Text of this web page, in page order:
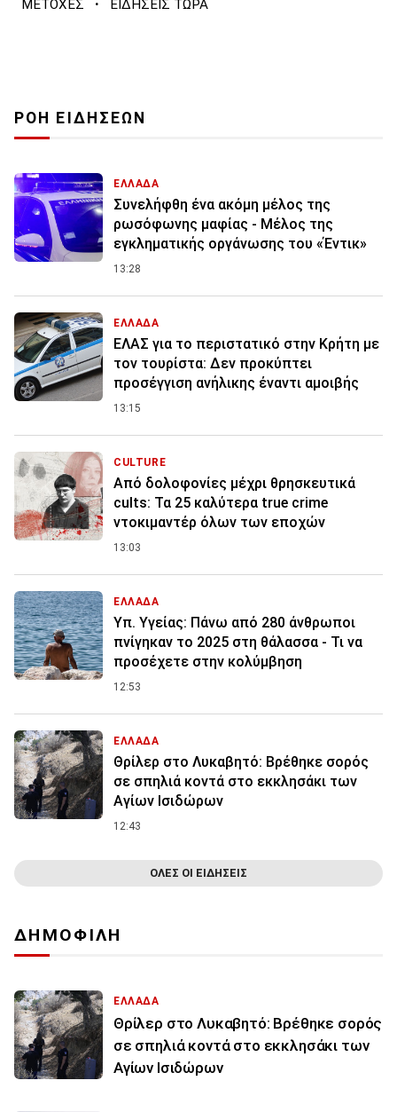
ΜΕΤΟΧΕΣ · ΕΙΔΗΣΕΙΣ ΤΩΡΑ
ΡΟΗ ΕΙΔΗΣΕΩΝ
ΕΛΛΑΔΑ
Συνελήφθη ένα ακόμη μέλος της
ρωσόφωνης μαφίας - Μέλος της
εγκληματικής οργάνωσης του «Έντικ»
13:28
ΕΛΛΑΔΑ
ΕΛΑΣ για το περιστατικό στην Κρήτη με
τον τουρίστα: Δεν προκύπτει
προσέγγιση ανήλικης έναντι αμοιβής
13:15
CULTURE
Από δολοφονίες μέχρι θρησκευτικά
cults: Τα 25 καλύτερα true crime
ντοκιμαντέρ όλων των εποχών
13:03
ΕΛΛΑΔΑ
Υπ. Υγείας: Πάνω από 280 άνθρωποι
πνίγηκαν το 2025 στη θάλασσα - Τι να
προσέχετε στην κολύμβηση
12:53
ΕΛΛΑΔΑ
Θρίλερ στο Λυκαβητό: Βρέθηκε σορός
σε σπηλιά κοντά στο εκκλησάκι των
Αγίων Ισιδώρων
12:43
ΟΛΕΣ ΟΙ ΕΙΔΗΣΕΙΣ
ΔΗΜΟΦΙΛΗ
ΕΛΛΑΔΑ
Θρίλερ στο Λυκαβητό: Βρέθηκε σορός
σε σπηλιά κοντά στο εκκλησάκι των
Αγίων Ισιδώρων